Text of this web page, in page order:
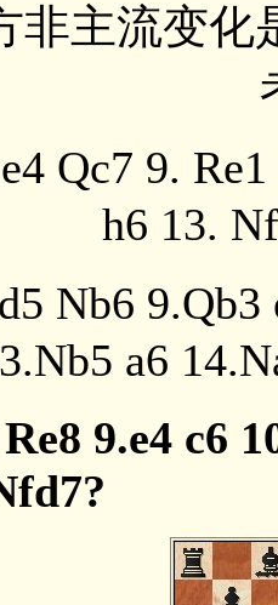
非主流变化
Qc7 9. Re1
h6 13.
Nb6 9.Qb3
a6
9.e4 c6